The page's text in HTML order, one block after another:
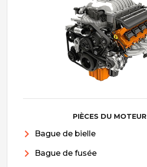
PIÈCES DU MOTEUR
Bague de bielle
Bague de fusée